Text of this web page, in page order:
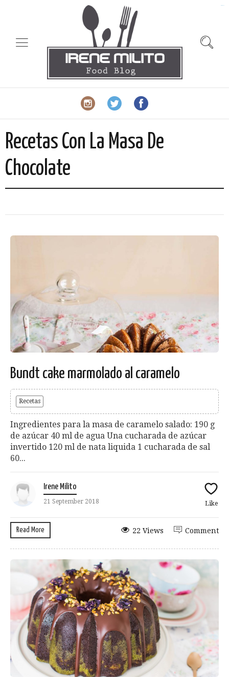
Recetas Con La Masa De
Chocolate
Bundt cake marmolado al caramelo
Recetas
Ingredientes para la masa de caramelo salado: 190 g
de azúcar 40 ml de agua Una cucharada de azúcar
invertido 120 ml de nata liquida 1 cucharada de sal
60...
Irene Milito
21 September 2018 Like
Read More Comment
22 Views